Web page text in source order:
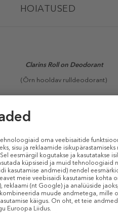
HOIATUSED
Clarins Roll on Deodorant
(Õrn hooldav rulldeodorant)
rosmariini ekstraktiga aitab